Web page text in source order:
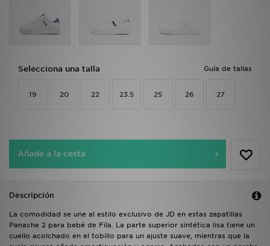
Guía de tallas
Selecciona una talla
19 20 22 23.5 25 26 27
Añade a la cesta
Descripción
La comodidad se une al estilo exclusivo de JD en estas zapatillas
Panache 2 para bebé de Fila. La parte superior sintética lisa tiene un
cuello acolchado en el tobillo para un ajuste suave, mientras que la